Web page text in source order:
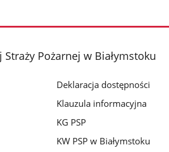
Pożarnej w Białymstoku
Deklaracja dostępności
Klauzula informacyjna
KG PSP
KW PSP w Białymstoku